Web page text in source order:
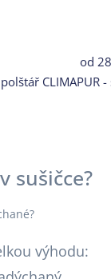
od
polštář CLIMAPUR
sušičce?
výhodu: